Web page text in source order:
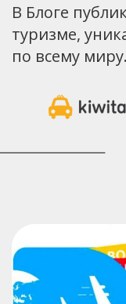
В Блоге
туризме,
по всему миру.